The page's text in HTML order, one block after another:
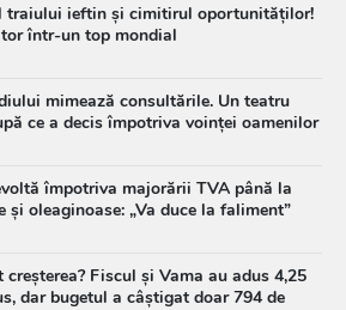
traiului ieftin și cimitirul oportunităților!
într-un top mondial
mimează consultările. Un teatru
ce a decis împotriva voinței oamenilor
împotriva majorării TVA până la
și oleaginoase: „Va duce la faliment”
Fiscul și Vama au adus 4,25
dar bugetul a câștigat doar 794 de